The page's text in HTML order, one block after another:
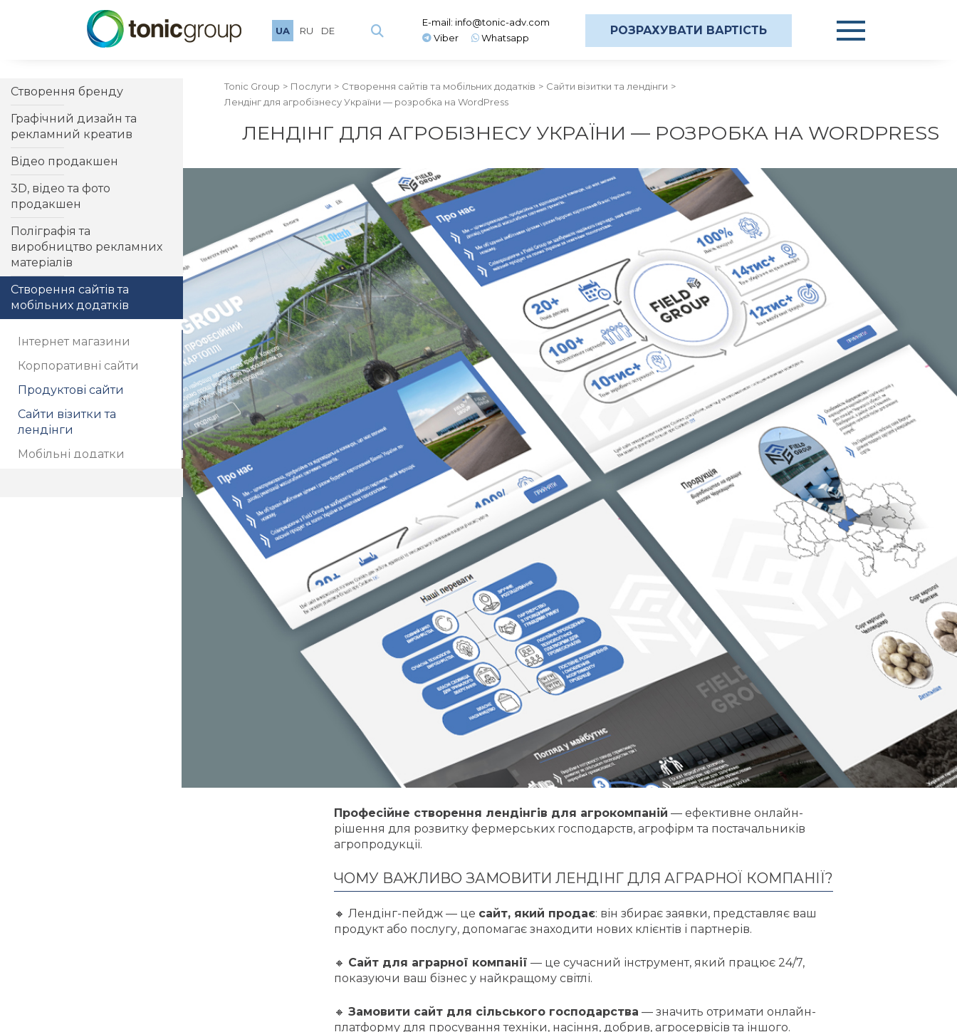
UA RU DE
E-mail: info@tonic-adv.com
Viber
Whatsapp
РОЗРАХУВАТИ ВАРТІСТЬ
Створення бренду
Графічний дизайн та
рекламний креатив
Відео продакшен
3D, відео та фото
продакшен
Поліграфія та
виробництво рекламних
матеріалів
Створення сайтів та
мобільних додатків
Інтернет магазини
Корпоративні сайти
Продуктові сайти
Сайти візитки та
лендінги
Мобільні додатки
Tonic Group Послуги Створення сайтів та мобільних додатків
Сайти візитки та лендінги
Лендінг для агробізнесу України — розробка на WordPress
ЛЕНДІНГ ДЛЯ АГРОБІЗНЕСУ УКРАЇНИ — РОЗРОБКА НА WORDPRESS
Професійне створення лендінгів для агрокомпаній — ефективне онлайн-
рішення для розвитку фермерських господарств, агрофірм та постачальників
агропродукції.
ЧОМУ ВАЖЛИВО ЗАМОВИТИ ЛЕНДІНГ ДЛЯ АГРАРНОЇ КОМПАНІЇ?
🔸 Лендінг-пейдж — це сайт, який продає: він збирає заявки, представляє ваш
продукт або послугу, допомагає знаходити нових клієнтів і партнерів.
🔸 Сайт для аграрної компанії — це сучасний інструмент, який працює 24/7,
показуючи ваш бізнес у найкращому світлі.
🔸Замовити сайт для сільського господарства — значить отримати онлайн-
платформу для просування техніки, насіння, добрив, агросервісів та іншого.